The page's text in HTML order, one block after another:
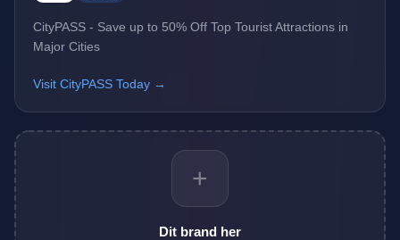
CityPASS - Save up to 50% Off Top Tourist Attractions in
Major Cities
Visit CityPASS Today →
+
Dit brand her